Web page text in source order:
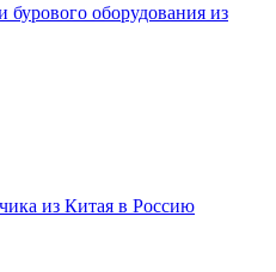
оборудования из
из Китая в Россию